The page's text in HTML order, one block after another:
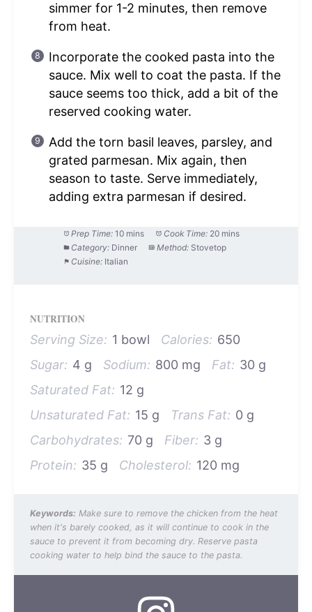
simmer for 1-2 minutes, then remove
from heat.
Incorporate the cooked pasta into the
sauce. Mix well to coat the pasta. If the
sauce seems too thick, add a bit of the
reserved cooking water.
Add the torn basil leaves, parsley, and
grated parmesan. Mix again, then
season to taste. Serve immediately,
adding extra parmesan if desired.
Prep Time: 10 mins Cook Time: 20 mins
Category: Dinner Method: Stovetop
Cuisine: Italian
NUTRITION
Serving Size: 1 bowl Calories: 650
Sugar: 4 g Sodium: 800 mg Fat: 30 g
Saturated Fat: 12 g
Unsaturated Fat: 15 g Trans Fat: 0 g
Carbohydrates: 70 g Fiber: 3 g
Protein: 35 g Cholesterol: 120 mg
Keywords: Make sure to remove the chicken from the heat
when it's barely cooked, as it will continue to cook in the
sauce to prevent it from becoming dry. Reserve pasta
cooking water to help bind the sauce to the pasta.